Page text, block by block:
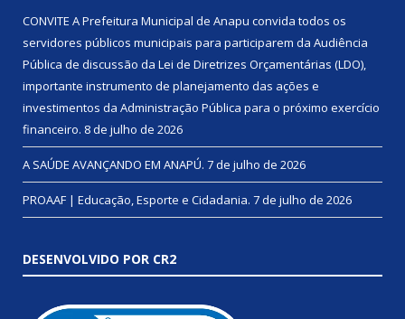
CONVITE A Prefeitura Municipal de Anapu convida todos os
servidores públicos municipais para participarem da Audiência
Pública de discussão da Lei de Diretrizes Orçamentárias (LDO),
importante instrumento de planejamento das ações e
investimentos da Administração Pública para o próximo exercício
financeiro. 8 de julho de 2026
A SAÚDE AVANÇANDO EM ANAPÚ. 7 de julho de 2026
PROAAF | Educação, Esporte e Cidadania. 7 de julho de 2026
DESENVOLVIDO POR CR2